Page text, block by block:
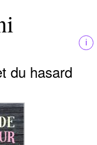
i
du hasard